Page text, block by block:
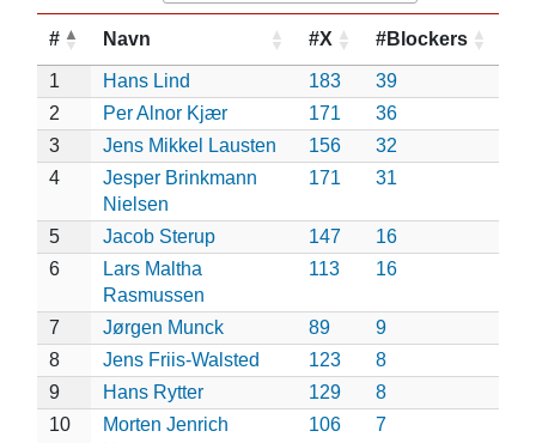
# Navn #X #Blockers
1 Hans Lind 183
39
2
Per Alnor Kjær 171
36
3
Jens Mikkel Lausten 156
32
4
Jesper Brinkmann
Nielsen
171 31
5 Jacob Sterup 147
16
6
Lars Maltha
Rasmussen
113 16
7 Jørgen Munck 89
9
8
Jens Friis-Walsted 123
8
9
Hans Rytter 129
8
10
Morten Jenrich
106 7